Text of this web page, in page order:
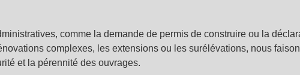
comme la demande de permis de construire ou la
complexes, les extensions ou les surélévations, nous
et la pérennité des ouvrages.